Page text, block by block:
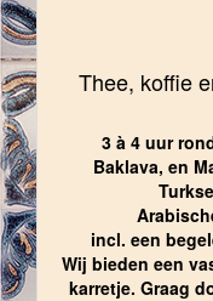
Thee, koffie
3 à 4 uur
Baklava, en
incl. een
Wij bieden een
karretje. Graag